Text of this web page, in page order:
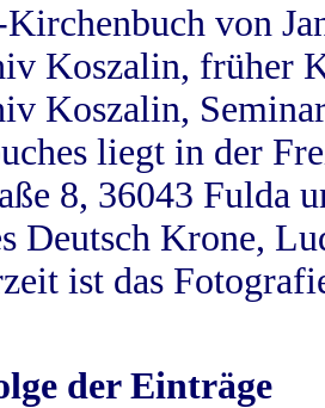
von
Koszalin, früher
Koszalin,
liegt in der
8, 36043 Fulda
Deutsch Krone,
ist das
der Einträge